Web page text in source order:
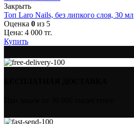
Закрыть
Топ Laro Nails, без липкого слоя, 30 мл
Оценка 0 из 5
Цена: 4 000 тг.
Купить